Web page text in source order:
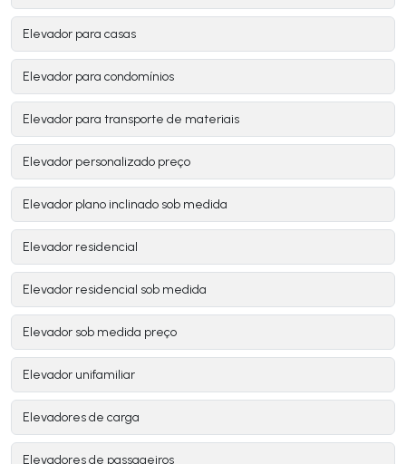
Elevador para casas
Elevador para condomínios
Elevador para transporte de materiais
Elevador personalizado preço
Elevador plano inclinado sob medida
Elevador residencial
Elevador residencial sob medida
Elevador sob medida preço
Elevador unifamiliar
Elevadores de carga
Elevadores de passageiros